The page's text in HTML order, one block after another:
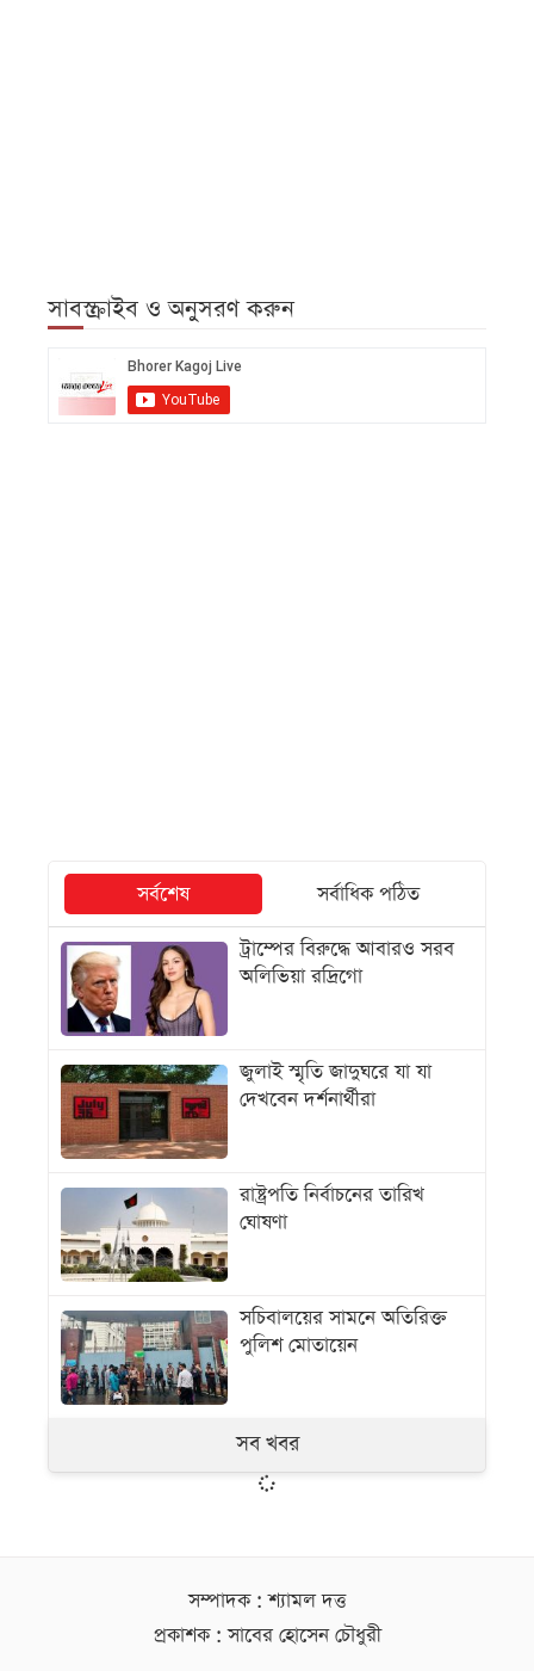
সাবস্ক্রাইব ও অনুসরণ করুন
সর্বশেষ
সর্বাধিক পঠিত
ট্রাম্পের বিরুদ্ধে আবারও সরব
অলিভিয়া রদ্রিগো
জুলাই স্মৃতি জাদুঘরে যা যা
দেখবেন দর্শনার্থীরা
রাষ্ট্রপতি নির্বাচনের তারিখ
ঘোষণা
সচিবালয়ের সামনে অতিরিক্ত
পুলিশ মোতায়েন
সব খবর
সম্পাদক : শ্যামল দত্ত
প্রকাশক : সাবের হোসেন চৌধুরী